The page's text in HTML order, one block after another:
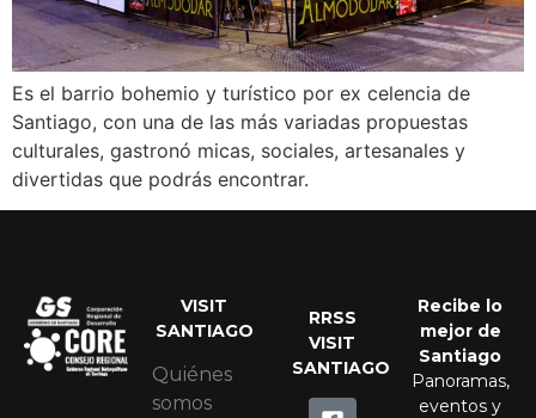
Es el barrio bohemio y turístico por ex celencia de
Santiago, con una de las más variadas propuestas
culturales, gastronó micas, sociales, artesanales y
divertidas que podrás encontrar.
VISIT
SANTIAGO
Quiénes
somos
RRSS
VISIT
SANTIAGO
Recibe lo
mejor de
Santiago
Panoramas,
eventos y